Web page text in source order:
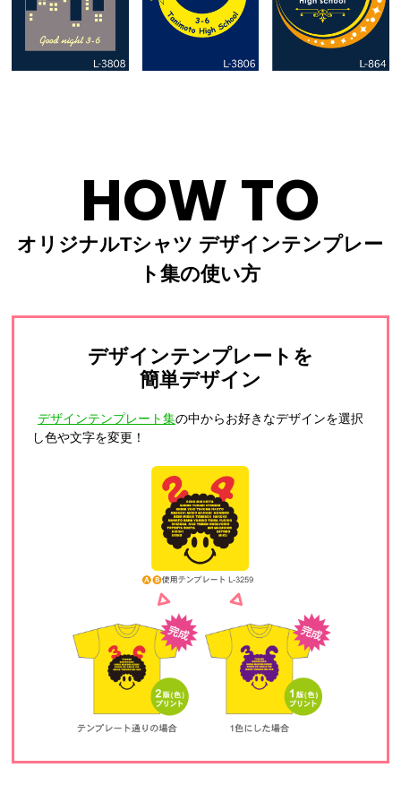
HOW TO
オリジナルTシャツ デザインテンプレー
ト集の使い方
デザインテンプレートを
簡単デザイン
デザインテンプレート集の中からお好きなデザインを選択
し色や文字を変更！